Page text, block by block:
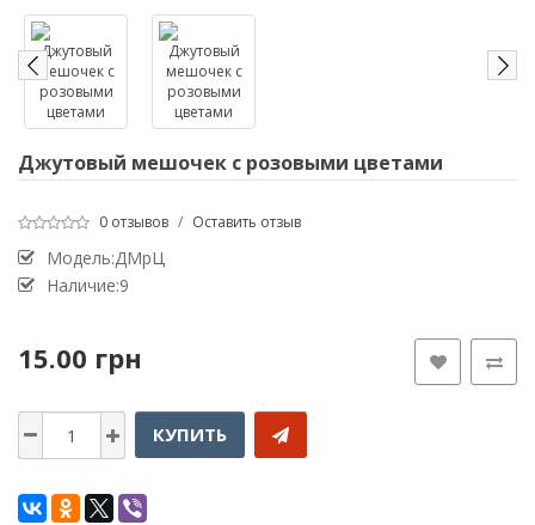
Джутовый мешочек с розовыми цветами
0 отзывов / Оставить отзыв
Модель:ДМрЦ
Наличие:9
15.00 грн
КУПИТЬ